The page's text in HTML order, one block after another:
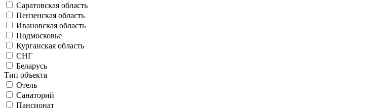
Саратовская область
Пензенская область
Ивановская область
Подмосковье
Курганская область
СНГ
Беларусь
Тип объекта
Отель
Санаторий
Пансионат